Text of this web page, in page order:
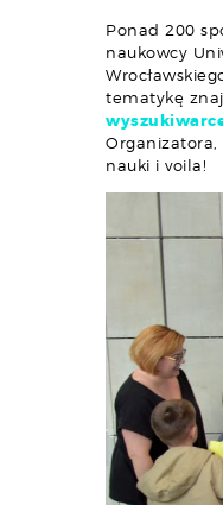
Ponad 200
naukowcy
tematykę
Organizatora,
nauki i voila!